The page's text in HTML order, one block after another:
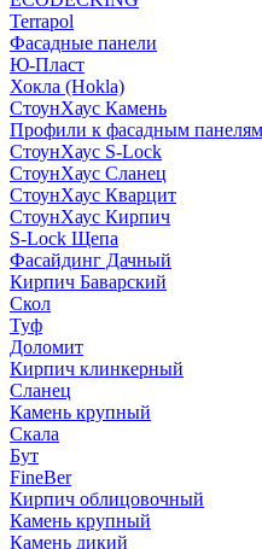
Terrapol
Фасадные панели
Ю-Пласт
Хокла (Hokla)
СтоунХаус Камень
Профили к фасадным
СтоунХаус S-Lock
СтоунХаус Сланец
СтоунХаус Кварцит
СтоунХаус Кирпич
S-Lock Щепа
Фасайдинг Дачный
Кирпич Баварский
Скол
Туф
Доломит
Кирпич клинкерный
Сланец
Камень крупный
Скала
Бут
FineBer
Кирпич облицовочный
Камень крупный
Камень дикий